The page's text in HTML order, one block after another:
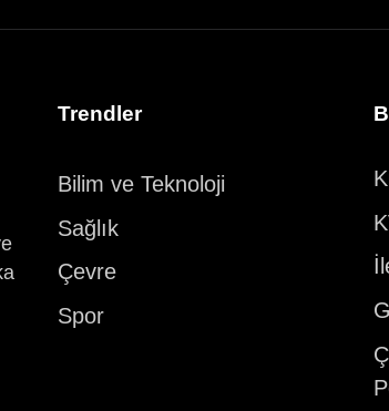
Trendler
Bilim ve Teknoloji
Sağlık
Çevre
Spor